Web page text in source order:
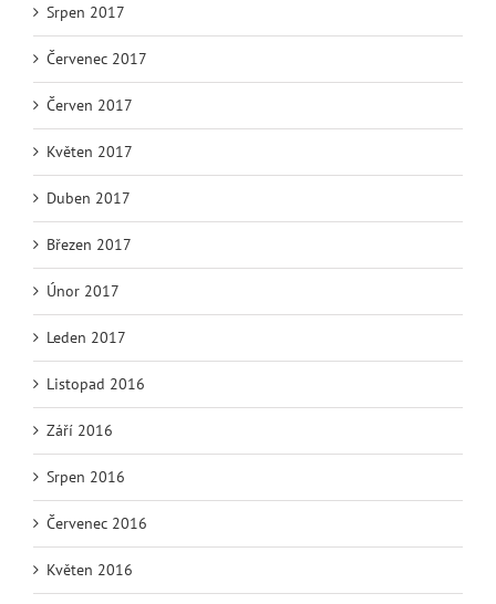
Srpen 2017
Červenec 2017
Červen 2017
Květen 2017
Duben 2017
Březen 2017
Únor 2017
Leden 2017
Listopad 2016
Září 2016
Srpen 2016
Červenec 2016
Květen 2016